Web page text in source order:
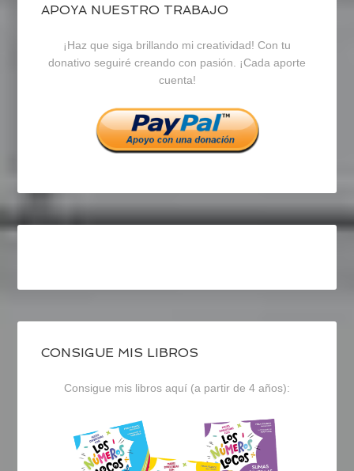
blogrecursosep
en
Facebook
recursosep
en
Twitter
recursosep
en
Instagram
APOYA NUESTRO TRABAJO
¡Haz que siga brillando mi creatividad! Con tu
donativo seguiré creando con pasión. ¡Cada aporte
cuenta!
CONSIGUE MIS LIBROS
Consigue mis libros aquí (a partir de 4 años):